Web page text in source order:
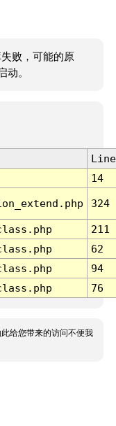
败，可能的原
动。
Line
14
324
211
62
94
76
给您带来的访问不便我